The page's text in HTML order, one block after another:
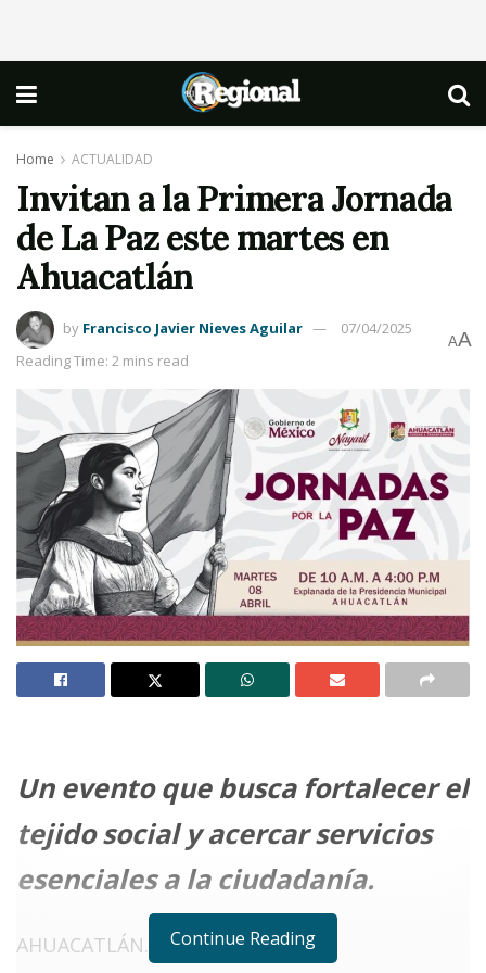
Home ACTUALIDAD
Invitan a la Primera Jornada
de La Paz este martes en
Ahuacatlán
by Francisco Javier Nieves Aguilar
07/04/2025
Reading Time: 2 mins read
AA
Un evento que busca fortalecer el
tejido social y acercar servicios
esenciales a la ciudadanía.
AHUACATLÁN. Continue Reading